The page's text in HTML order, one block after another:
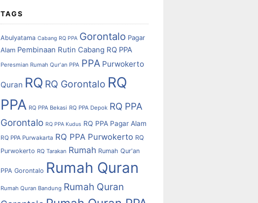
TAGS
Abulyatama Cabang RQ PPA Gorontalo Pagar
Alam Pembinaan Rutin Cabang RQ PPA
Peresmian Rumah Qur'an PPA PPA Purwokerto
Quran RQ RQ Gorontalo RQ
PPA RQ PPA Bekasi RQ PPA Depok RQ PPA
Gorontalo RQ PPA Kudus RQ PPA Pagar Alam
RQ PPA Purwakarta RQ PPA Purwokerto RQ
Purwokerto RQ Tarakan Rumah Rumah Qur'an
PPA Gorontalo Rumah Quran
Rumah Quran Bandung Rumah Quran